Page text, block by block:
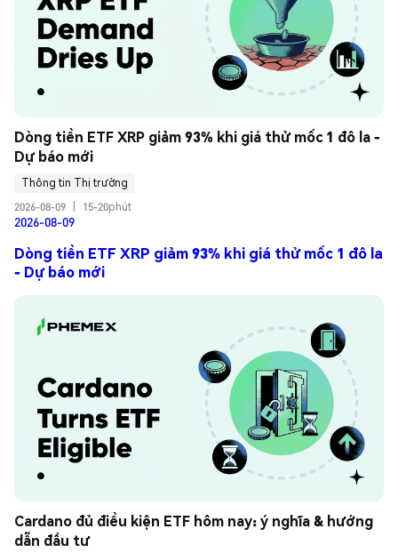
Dòng tiền ETF XRP giảm 93% khi giá thử mốc 1 đô la -
Dự báo mới
Thông tin Thị trường
2026-08-09
15-20phút
2026-08-09
Dòng tiền ETF XRP giảm 93% khi giá thử mốc 1 đô la
- Dự báo mới
Cardano đủ điều kiện ETF hôm nay: ý nghĩa & hướng
dẫn đầu tư